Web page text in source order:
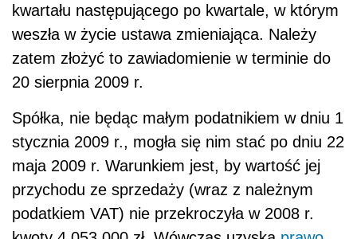
kwartału następującego po kwartale, w którym
weszła w życie ustawa zmieniająca. Należy
zatem złożyć to zawiadomienie w terminie do
20 sierpnia 2009 r.
Spółka, nie będąc małym podatnikiem w dniu 1
stycznia 2009 r., mogła się nim stać po dniu 22
maja 2009 r. Warunkiem jest, by wartość jej
przychodu ze sprzedaży (wraz z należnym
podatkiem VAT) nie przekroczyła w 2008 r.